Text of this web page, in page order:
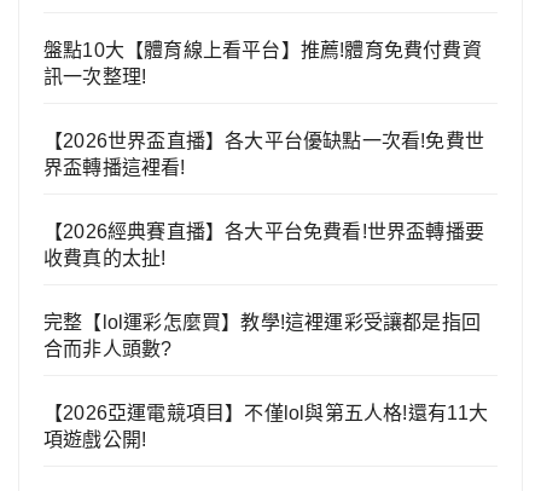
盤點10大【體育線上看平台】推薦!體育免費付費資
訊一次整理!
【2026世界盃直播】各大平台優缺點一次看!免費世
界盃轉播這裡看!
【2026經典賽直播】各大平台免費看!世界盃轉播要
收費真的太扯!
完整【lol運彩怎麼買】教學!這裡運彩受讓都是指回
合而非人頭數?
【2026亞運電競項目】不僅lol與第五人格!還有11大
項遊戲公開!